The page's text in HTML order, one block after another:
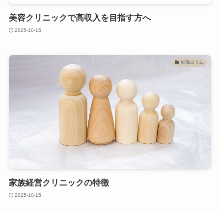
美容クリニックで高収入を目指す方へ
2025-10-15
転職コラム
家族経営クリニックの特徴
2025-10-15